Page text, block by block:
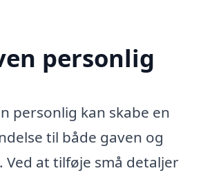
personlig
personlig kan skabe en
til både gaven og
at tilføje små detaljer